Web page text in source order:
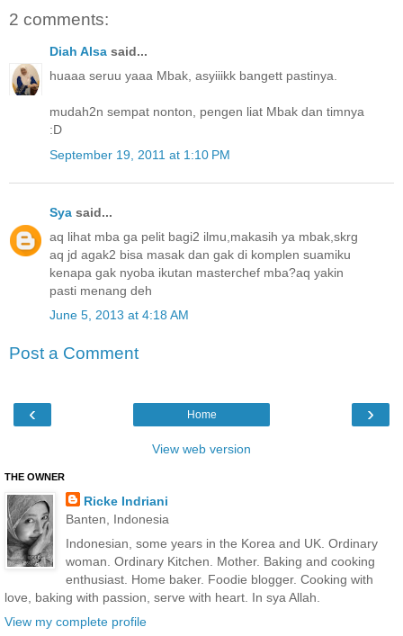
2 comments:
Diah Alsa said...
huaaa seruu yaaa Mbak, asyiiikk bangett pastinya.
mudah2n sempat nonton, pengen liat Mbak dan timnya
:D
September 19, 2011 at 1:10 PM
Sya said...
aq lihat mba ga pelit bagi2 ilmu,makasih ya mbak,skrg
aq jd agak2 bisa masak dan gak di komplen suamiku
kenapa gak nyoba ikutan masterchef mba?aq yakin
pasti menang deh
June 5, 2013 at 4:18 AM
Post a Comment
‹ ›
Home
View web version
THE OWNER
Ricke Indriani
Banten, Indonesia
Indonesian, some years in the Korea and UK. Ordinary
woman. Ordinary Kitchen. Mother. Baking and cooking
enthusiast. Home baker. Foodie blogger. Cooking with
love, baking with passion, serve with heart. In sya Allah.
View my complete profile